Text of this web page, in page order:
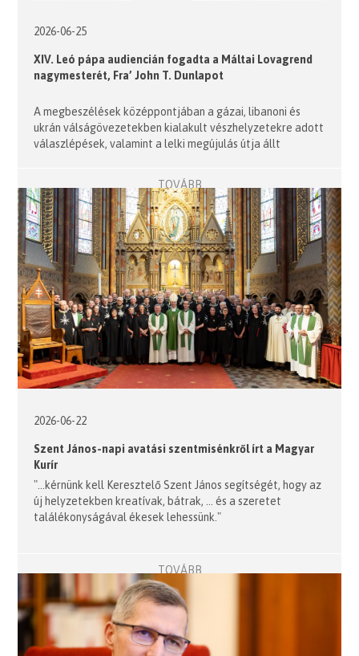
2026-06-25
XIV. Leó pápa audiencián fogadta a Máltai Lovagrend
nagymesterét, Fra’ John T. Dunlapot
A megbeszélések középpontjában a gázai, libanoni és
ukrán válságövezetekben kialakult vészhelyzetekre adott
válaszlépések, valamint a lelki megújulás útja állt
TOVÁBB
2026-06-22
Szent János-napi avatási szentmisénkről írt a Magyar
Kurír
"...kérnünk kell Keresztelő Szent János segítségét, hogy az
új helyzetekben kreatívak, bátrak, ... és a szeretet
találékonyságával ékesek lehessünk."
TOVÁBB